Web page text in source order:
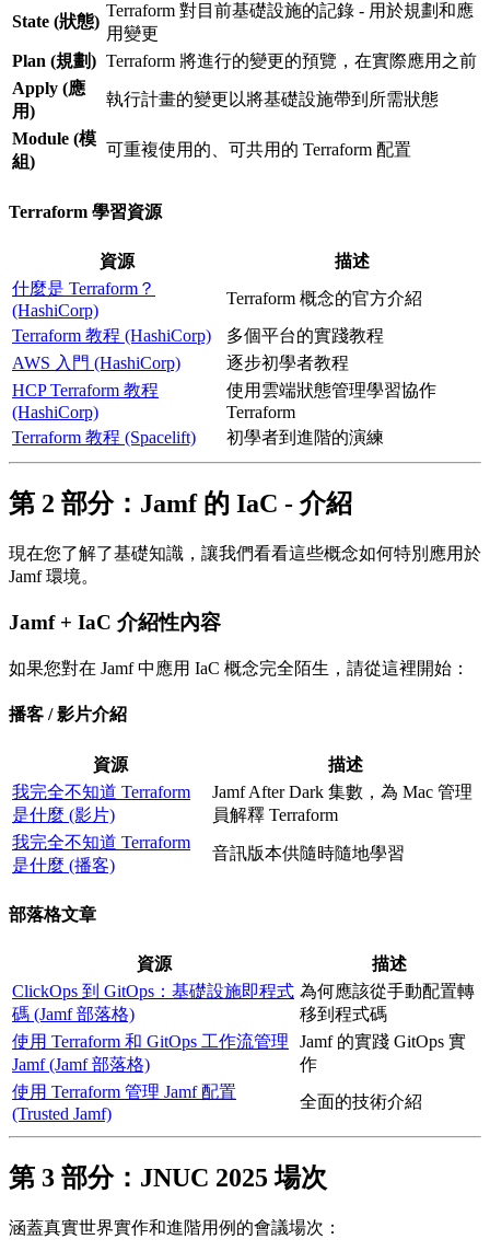
State (狀態)
Terraform 對目前基礎設施的記錄 - 用於規劃和應
用變更
Plan (規劃) Terraform 將進行的變更的預覽，在實際應用之前
Apply (應
用)
執行計畫的變更以將基礎設施帶到所需狀態
Module (模
組)
可重複使用的、可共用的 Terraform 配置
Terraform 學習資源
資源
描述
什麼是 Terraform？
(HashiCorp)
Terraform 概念的官方介紹
Terraform 教程 (HashiCorp)
多個平台的實踐教程
AWS 入門 (HashiCorp)
逐步初學者教程
HCP Terraform 教程
(HashiCorp)
使用雲端狀態管理學習協作
Terraform
Terraform 教程 (Spacelift)
初學者到進階的演練
第 2 部分：Jamf 的 IaC - 介紹
現在您了解了基礎知識，讓我們看看這些概念如何特別應用於
Jamf 環境。
Jamf + IaC 介紹性內容
如果您對在 Jamf 中應用 IaC 概念完全陌生，請從這裡開始：
播客 / 影片介紹
資源
描述
我完全不知道 Terraform
是什麼 (影片)
Jamf After Dark 集數，為 Mac 管理
員解釋 Terraform
我完全不知道 Terraform
是什麼 (播客)
音訊版本供隨時隨地學習
部落格文章
資源
描述
ClickOps 到 GitOps：基礎設施即程式
碼 (Jamf 部落格)
為何應該從手動配置轉
移到程式碼
使用 Terraform 和 GitOps 工作流管理
Jamf (Jamf 部落格)
Jamf 的實踐 GitOps 實
作
使用 Terraform 管理 Jamf 配置
(Trusted Jamf)
全面的技術介紹
第 3 部分：JNUC 2025 場次
涵蓋真實世界實作和進階用例的會議場次：